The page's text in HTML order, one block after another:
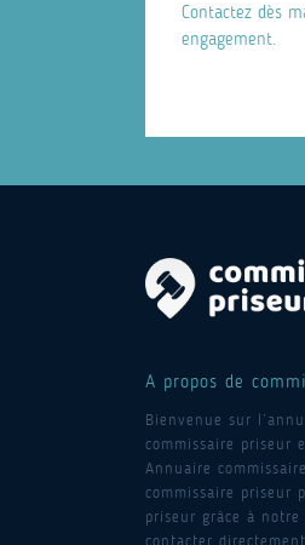
Contactez dès
engagement.
A propos de
Bienvenue sur
commissaire priseur
Annuaire
commissaire priseur
priseur grâce à
contacter directement.